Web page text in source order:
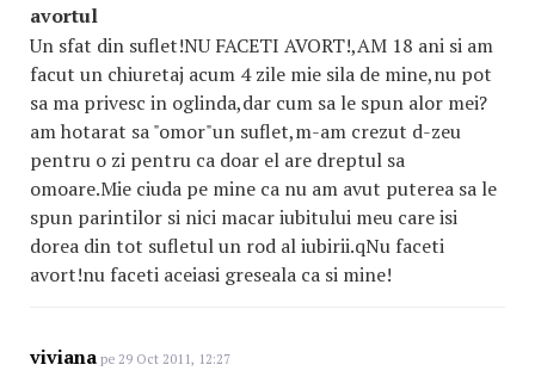
avortul
Un sfat din suflet!NU FACETI AVORT!,AM 18 ani si am
facut un chiuretaj acum 4 zile mie sila de mine,nu pot
sa ma privesc in oglinda,dar cum sa le spun alor mei?
am hotarat sa "omor"un suflet,m-am crezut d-zeu
pentru o zi pentru ca doar el are dreptul sa
omoare.Mie ciuda pe mine ca nu am avut puterea sa le
spun parintilor si nici macar iubitului meu care isi
dorea din tot sufletul un rod al iubirii.qNu faceti
avort!nu faceti aceiasi greseala ca si mine!
viviana pe 29 Oct 2011, 12:27